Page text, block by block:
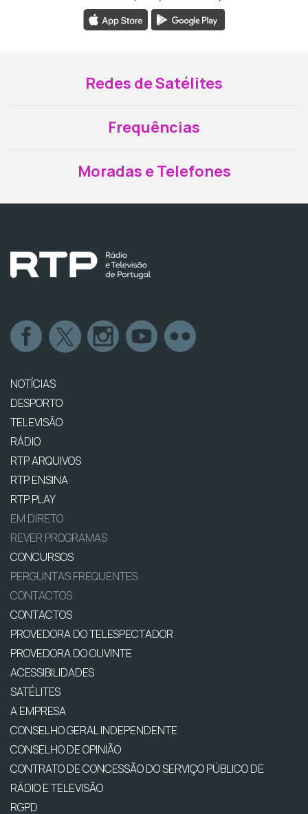
Redes de Satélites
Frequências
Moradas e Telefones
NOTÍCIAS
DESPORTO
TELEVISÃO
RÁDIO
RTP ARQUIVOS
RTP ENSINA
RTP PLAY
EM DIRETO
REVER PROGRAMAS
CONCURSOS
PERGUNTAS FREQUENTES
CONTACTOS
CONTACTOS
PROVEDORA DO TELESPECTADOR
PROVEDORA DO OUVINTE
ACESSIBILIDADES
SATÉLITES
A EMPRESA
CONSELHO GERAL INDEPENDENTE
CONSELHO DE OPINIÃO
CONTRATO DE CONCESSÃO DO SERVIÇO PÚBLICO DE
RÁDIO E TELEVISÃO
RGPD